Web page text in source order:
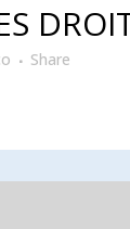
Share